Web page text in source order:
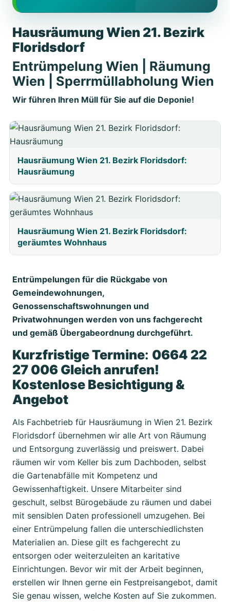
Hausräumung Wien 21. Bezirk
Floridsdorf
Entrümpelung Wien | Räumung
Wien | Sperrmüllabholung Wien
Wir führen Ihren Müll für Sie auf die Deponie!
Hausräumung Wien 21. Bezirk Floridsdorf:
Hausräumung
Hausräumung Wien 21. Bezirk Floridsdorf:
geräumtes Wohnhaus
Entrümpelungen für die Rückgabe von
Gemeindewohnungen,
Genossenschaftswohnungen und
Privatwohnungen werden von uns fachgerecht
und gemäß Übergabeordnung durchgeführt.
Kurzfristige Termine: 0664 22
27 006 Gleich anrufen!
Kostenlose Besichtigung &
Angebot
Als Fachbetrieb für Hausräumung in Wien 21. Bezirk
Floridsdorf übernehmen wir alle Art von Räumung
und Entsorgung zuverlässig und preiswert. Dabei
räumen wir vom Keller bis zum Dachboden, selbst
die Gartenabfälle mit Kompetenz und
Gewissenhaftigkeit. Unsere Mitarbeiter sind
geschult, selbst Bürogebäude zu räumen und dabei
mit sensiblen Daten professionell umzugehen. Bei
einer Entrümpelung fallen die unterschiedlichsten
Materialien an. Diese gilt es fachgerecht zu
entsorgen oder weiterzuleiten an karitative
Einrichtungen. Bevor wir mit der Arbeit beginnen,
erstellen wir Ihnen gerne ein Festpreisangebot, damit
Sie genau wissen, welche Kosten auf Sie zukommen.